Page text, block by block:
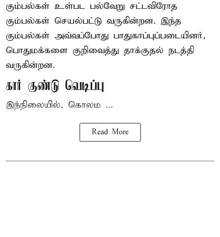
கும்பல்கள் உள்பட பல்வேறு சட்டவிரோத
கும்பல்கள் செயல்பட்டு வருகின்றன. இந்த
கும்பல்கள் அவ்வப்போது பாதுகாப்புப்படையினர்,
பொதுமக்களை குறிவைத்து தாக்குதல் நடத்தி
வருகின்றன.
கார் குண்டு வெடிப்பு
இந்நிலையில், கொலம ...
Read More